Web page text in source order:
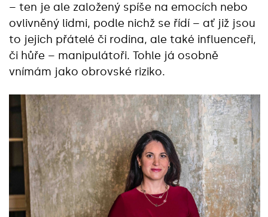
– ten je ale založený spíše na emocích nebo
ovlivněný lidmi, podle nichž se řídí – ať již jsou
to jejich přátelé či rodina, ale také influenceři,
či hůře – manipulátoři. Tohle já osobně
vnímám jako obrovské riziko.